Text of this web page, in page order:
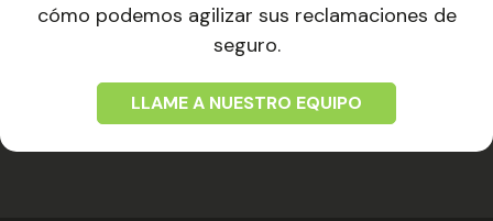
cómo podemos agilizar sus reclamaciones de
seguro.
LLAME A NUESTRO EQUIPO